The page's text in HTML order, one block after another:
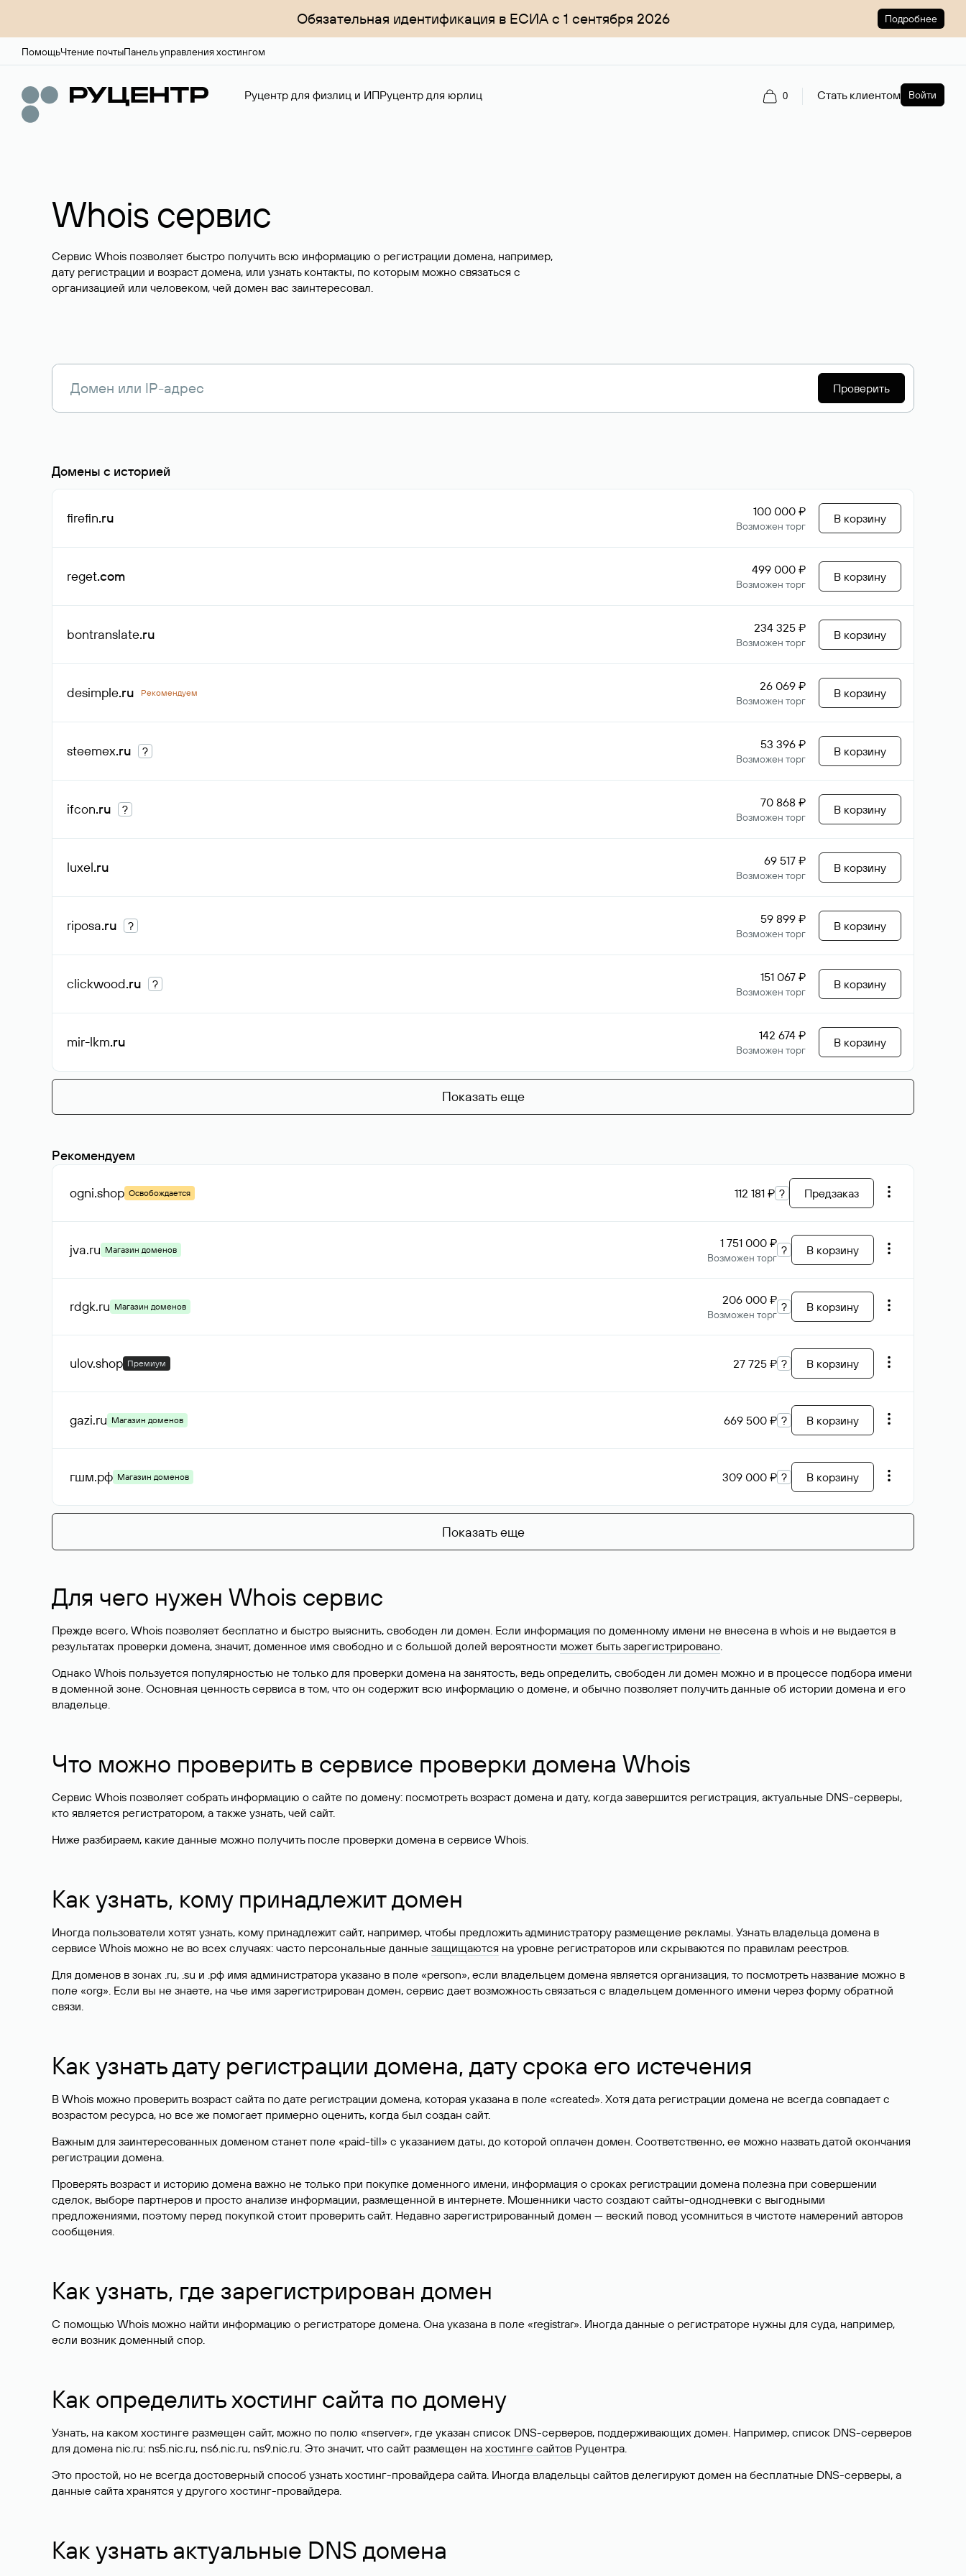
Обязательная идентификация в ЕСИА с 1 сентября 2026 Подробнее
ПомощьЧтение почтыПанель управления хостингом
Руцентр для физлиц и ИПРуцентр для юрлиц 0 Стать клиентом Войти
Whois сервис
Сервис Whois позволяет быстро получить всю информацию о регистрации домена, например,
дату регистрации и возраст домена, или узнать контакты, по которым можно связаться с
организацией или человеком, чей домен вас заинтересовал.
Проверить
Домены с историей
firefin.ru 100 000 ₽
Возможен торг
В корзину
reget.com 499 000 ₽
Возможен торг
В корзину
bontranslate.ru 234 325 ₽
Возможен торг
В корзину
desimple.ru Рекомендуем 26 069 ₽
Возможен торг
В корзину
steemex.ru ? 53 396 ₽
Возможен торг
В корзину
ifcon.ru ? 70 868 ₽
Возможен торг
В корзину
luxel.ru 69 517 ₽
Возможен торг
В корзину
riposa.ru ? 59 899 ₽
Возможен торг
В корзину
clickwood.ru ? 151 067 ₽
Возможен торг
В корзину
mir-lkm.ru 142 674 ₽
Возможен торг
В корзину
Показать еще
Рекомендуем
ogni.shop Освобождается 112 181 ₽ ? Предзаказ
jva.ru Магазин доменов 1 751 000 ₽
Возможен торг
? В корзину
rdgk.ru Магазин доменов 206 000 ₽
Возможен торг
? В корзину
ulov.shop Премиум 27 725 ₽ ? В корзину
gazi.ru Магазин доменов 669 500 ₽ ? В корзину
гшм.рф Магазин доменов 309 000 ₽ ? В корзину
Показать еще
Для чего нужен Whois сервис
Прежде всего, Whois позволяет бесплатно и быстро выяснить, свободен ли домен. Если информация по доменному имени не внесена в whois и не выдается в
результатах проверки домена, значит, доменное имя свободно и с большой долей вероятности может быть зарегистрировано.
Однако Whois пользуется популярностью не только для проверки домена на занятость, ведь определить, свободен ли домен можно и в процессе подбора имени
в доменной зоне. Основная ценность сервиса в том, что он содержит всю информацию о домене, и обычно позволяет получить данные об истории домена и его
владельце.
Что можно проверить в сервисе проверки домена Whois
Сервис Whois позволяет собрать информацию о сайте по домену: посмотреть возраст домена и дату, когда завершится регистрация, актуальные DNS-серверы,
кто является регистратором, а также узнать, чей сайт.
Ниже разбираем, какие данные можно получить после проверки домена в сервисе Whois.
Как узнать, кому принадлежит домен
Иногда пользователи хотят узнать, кому принадлежит сайт, например, чтобы предложить администратору размещение рекламы. Узнать владельца домена в
сервисе Whois можно не во всех случаях: часто персональные данные защищаются на уровне регистраторов или скрываются по правилам реестров.
Для доменов в зонах .ru, .su и .рф имя администратора указано в поле «person», если владельцем домена является организация, то посмотреть название можно в
поле «org». Если вы не знаете, на чье имя зарегистрирован домен, сервис дает возможность связаться с владельцем доменного имени через форму обратной
связи.
Как узнать дату регистрации домена, дату срока его истечения
В Whois можно проверить возраст сайта по дате регистрации домена, которая указана в поле «created». Хотя дата регистрации домена не всегда совпадает с
возрастом ресурса, но все же помогает примерно оценить, когда был создан сайт.
Важным для заинтересованных доменом станет поле «paid-till» с указанием даты, до которой оплачен домен. Соответственно, ее можно назвать датой окончания
регистрации домена.
Проверять возраст и историю домена важно не только при покупке доменного имени, информация о сроках регистрации домена полезна при совершении
сделок, выборе партнеров и просто анализе информации, размещенной в интернете. Мошенники часто создают сайты-однодневки с выгодными
предложениями, поэтому перед покупкой стоит проверить сайт. Недавно зарегистрированный домен — веский повод усомниться в чистоте намерений авторов
сообщения.
Как узнать, где зарегистрирован домен
С помощью Whois можно найти информацию о регистраторе домена. Она указана в поле «registrar». Иногда данные о регистраторе нужны для суда, например,
если возник доменный спор.
Как определить хостинг сайта по домену
Узнать, на каком хостинге размещен сайт, можно по полю «nserver», где указан список DNS-серверов, поддерживающих домен. Например, список DNS-серверов
для домена nic.ru: ns5.nic.ru, ns6.nic.ru, ns9.nic.ru. Это значит, что сайт размещен на хостинге сайтов Руцентра.
Это простой, но не всегда достоверный способ узнать хостинг-провайдера сайта. Иногда владельцы сайтов делегируют домен на бесплатные DNS-серверы, а
данные сайта хранятся у другого хостинг-провайдера.
Как узнать актуальные DNS домена